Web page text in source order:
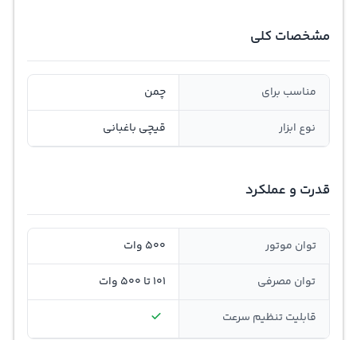
مشخصات کلی
مناسب برای چمن
نوع ابزار قیچی باغبانی
قدرت و عملکرد
توان موتور 500 وات
توان مصرفی 101 تا 500 وات
قابلیت تنظيم سرعت